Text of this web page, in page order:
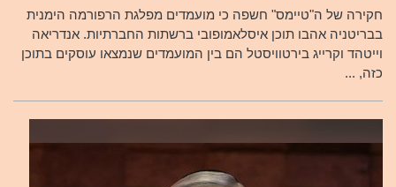
חקירה של ה"טיימס" חשפה כי מועמדים מפלגת הרפורמה הימנית
בבריטניה אהבו תוכן איסלאמופובי ברשתות החברתיות. אנדריאה
וייטהד וקרייג בירטוויסטל הם בין המועמדים שנמצאו עוסקים בתוכן
כזה, ...